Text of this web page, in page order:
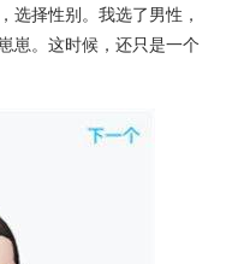
选择性别。我选了男性，
崽。这时候，还只是一个